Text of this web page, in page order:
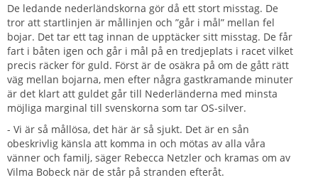
De ledande nederländskorna gör då ett stort misstag. De
tror att startlinjen är mållinjen och ”går i mål” mellan fel
bojar. Det tar ett tag innan de upptäcker sitt misstag. De får
fart i båten igen och går i mål på en tredjeplats i racet vilket
precis räcker för guld. Först är de osäkra på om de gått rätt
väg mellan bojarna, men efter några gastkramande minuter
är det klart att guldet går till Nederländerna med minsta
möjliga marginal till svenskorna som tar OS-silver.
- Vi är så mållösa, det här är så sjukt. Det är en sån
obeskrivlig känsla att komma in och mötas av alla våra
vänner och familj, säger Rebecca Netzler och kramas om av
Vilma Bobeck när de står på stranden efteråt.